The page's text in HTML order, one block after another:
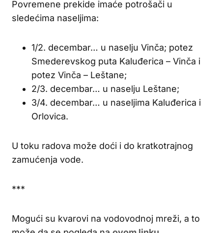
Povremene prekide imaće potrošači u
sledećima naseljima:
1/2. decembar… u naselju Vinča; potez
Smederevskog puta Kaluđerica – Vinča i
potez Vinča – Leštane;
2/3. decembar… u naselju Leštane;
3/4. decembar… u naseljima Kaluđerica i
Orlovica.
U toku radova može doći i do kratkotrajnog
zamućenja vode.
***
Mogući su kvarovi na vodovodnoj mreži, a to